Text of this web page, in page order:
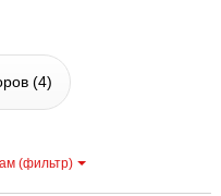
(4)
(фильтр)